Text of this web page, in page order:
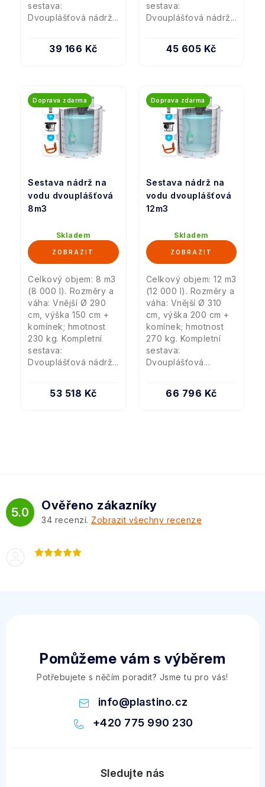
39 166 Kč
sestava:
Dvouplášťová nádrž...
45 605 Kč
sestava:
Dvouplášťová nádrž...
Sestava nádrž na
vodu dvouplášťová
8m3
Doprava zdarma
Skladem
53 518 Kč
Celkový objem: 8 m3
(8 000 l). Rozměry a
váha: Vnější Ø 290
cm, výška 150 cm +
komínek; hmotnost
230 kg. Kompletní
sestava:
Dvouplášťová nádrž...
Sestava nádrž na
vodu dvouplášťová
12m3
Doprava zdarma
Skladem
66 796 Kč
Celkový objem: 12 m3
(12 000 l). Rozměry a
váha: Vnější Ø 310
cm, výška 200 cm +
komínek; hmotnost
270 kg. Kompletní
sestava:
Dvouplášťová...
5.0 Ověřeno zákazníky
34 recenzí. Zobrazit všechny recenze
Pomůžeme vám s výběrem
Potřebujete s něčím poradit? Jsme tu pro vás!
info@plastino.cz
+420 775 990 230